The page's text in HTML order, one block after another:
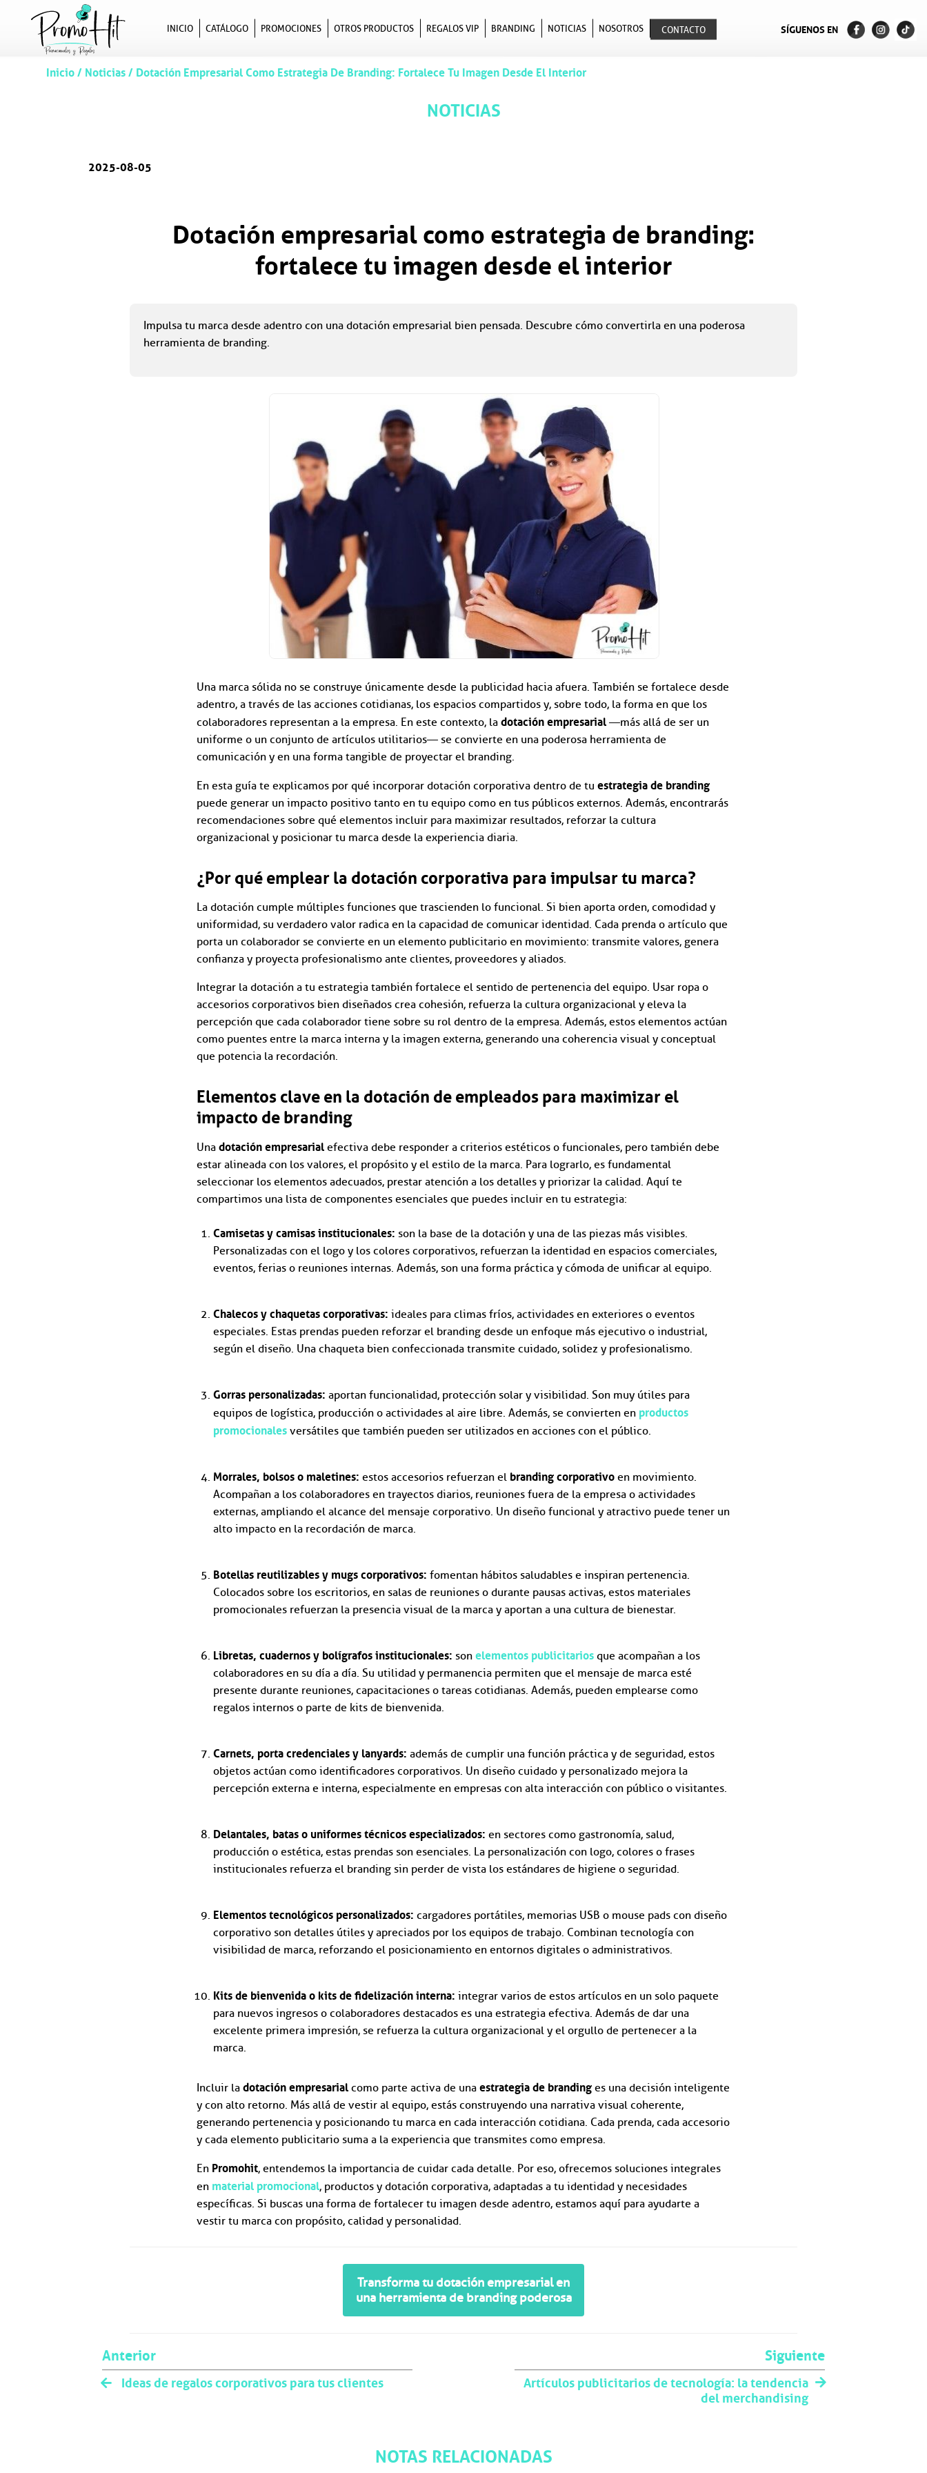
INICIO CATÁLOGO PROMOCIONES OTROS PRODUCTOS REGALOS VIP BRANDING NOTICIAS NOSOTROS CONTACTO SÍGUENOS EN
Inicio/ Noticias/ Dotación Empresarial Como Estrategia De Branding: Fortalece Tu Imagen Desde El Interior
NOTICIAS
2025-08-05
Dotación empresarial como estrategia de branding:
fortalece tu imagen desde el interior
Impulsa tu marca desde adentro con una dotación empresarial bien pensada. Descubre cómo convertirla en una poderosa
herramienta de branding.
Una marca sólida no se construye únicamente desde la publicidad hacia afuera. También se fortalece desde
adentro, a través de las acciones cotidianas, los espacios compartidos y, sobre todo, la forma en que los
colaboradores representan a la empresa. En este contexto, la dotación empresarial—más allá de ser un
uniforme o un conjunto de artículos utilitarios— se convierte en una poderosa herramienta de
comunicación y en una forma tangible de proyectar el branding.
En esta guía te explicamos por qué incorporar dotación corporativa dentro de tu estrategia de branding
puede generar un impacto positivo tanto en tu equipo como en tus públicos externos. Además, encontrarás
recomendaciones sobre qué elementos incluir para maximizar resultados, reforzar la cultura
organizacional y posicionar tu marca desde la experiencia diaria.
¿Por qué emplear la dotación corporativa para impulsar tu marca?
La dotación cumple múltiples funciones que trascienden lo funcional. Si bien aporta orden, comodidad y
uniformidad, su verdadero valor radica en la capacidad de comunicar identidad. Cada prenda o artículo que
porta un colaborador se convierte en un elemento publicitario en movimiento: transmite valores, genera
confianza y proyecta profesionalismo ante clientes, proveedores y aliados.
Integrar la dotación a tu estrategia también fortalece el sentido de pertenencia del equipo. Usar ropa o
accesorios corporativos bien diseñados crea cohesión, refuerza la cultura organizacional y eleva la
percepción que cada colaborador tiene sobre su rol dentro de la empresa. Además, estos elementos actúan
como puentes entre la marca interna y la imagen externa, generando una coherencia visual y conceptual
que potencia la recordación.
Elementos clave en la dotación de empleados para maximizar el
impacto de branding
Una dotación empresarialefectiva debe responder a criterios estéticos o funcionales, pero también debe
estar alineada con los valores, el propósito y el estilo de la marca. Para lograrlo, es fundamental
seleccionar los elementos adecuados, prestar atención a los detalles y priorizar la calidad. Aquí te
compartimos una lista de componentes esenciales que puedes incluir en tu estrategia:
Camisetas y camisas institucionales: son la base de la dotación y una de las piezas más visibles.
Personalizadas con el logo y los colores corporativos, refuerzan la identidad en espacios comerciales,
eventos, ferias o reuniones internas. Además, son una forma práctica y cómoda de unificar al equipo.
Chalecos y chaquetas corporativas: ideales para climas fríos, actividades en exteriores o eventos
especiales. Estas prendas pueden reforzar el branding desde un enfoque más ejecutivo o industrial,
según el diseño. Una chaqueta bien confeccionada transmite cuidado, solidez y profesionalismo.
Gorras personalizadas: aportan funcionalidad, protección solar y visibilidad. Son muy útiles para
equipos de logística, producción o actividades al aire libre. Además, se convierten en productos
promocionalesversátiles que también pueden ser utilizados en acciones con el público.
Morrales, bolsos o maletines: estos accesorios refuerzan el branding corporativoen movimiento.
Acompañan a los colaboradores en trayectos diarios, reuniones fuera de la empresa o actividades
externas, ampliando el alcance del mensaje corporativo. Un diseño funcional y atractivo puede tener un
alto impacto en la recordación de marca.
Botellas reutilizables y mugs corporativos: fomentan hábitos saludables e inspiran pertenencia.
Colocados sobre los escritorios, en salas de reuniones o durante pausas activas, estos materiales
promocionales refuerzan la presencia visual de la marca y aportan a una cultura de bienestar.
Libretas, cuadernos y bolígrafos institucionales: son elementos publicitariosque acompañan a los
colaboradores en su día a día. Su utilidad y permanencia permiten que el mensaje de marca esté
presente durante reuniones, capacitaciones o tareas cotidianas. Además, pueden emplearse como
regalos internos o parte de kits de bienvenida.
Carnets, porta credenciales y lanyards: además de cumplir una función práctica y de seguridad, estos
objetos actúan como identificadores corporativos. Un diseño cuidado y personalizado mejora la
percepción externa e interna, especialmente en empresas con alta interacción con público o visitantes.
Delantales, batas o uniformes técnicos especializados: en sectores como gastronomía, salud,
producción o estética, estas prendas son esenciales. La personalización con logo, colores o frases
institucionales refuerza el branding sin perder de vista los estándares de higiene o seguridad.
Elementos tecnológicos personalizados: cargadores portátiles, memorias USB o mouse pads con diseño
corporativo son detalles útiles y apreciados por los equipos de trabajo. Combinan tecnología con
visibilidad de marca, reforzando el posicionamiento en entornos digitales o administrativos.
Kits de bienvenida o kits de fidelización interna: integrar varios de estos artículos en un solo paquete
para nuevos ingresos o colaboradores destacados es una estrategia efectiva. Además de dar una
excelente primera impresión, se refuerza la cultura organizacional y el orgullo de pertenecer a la
marca.
Incluir la dotación empresarialcomo parte activa de una estrategia de brandinges una decisión inteligente
y con alto retorno. Más allá de vestir al equipo, estás construyendo una narrativa visual coherente,
generando pertenencia y posicionando tu marca en cada interacción cotidiana. Cada prenda, cada accesorio
y cada elemento publicitario suma a la experiencia que transmites como empresa.
En Promohit, entendemos la importancia de cuidar cada detalle. Por eso, ofrecemos soluciones integrales
en material promocional, productos y dotación corporativa, adaptadas a tu identidad y necesidades
específicas. Si buscas una forma de fortalecer tu imagen desde adentro, estamos aquí para ayudarte a
vestir tu marca con propósito, calidad y personalidad.
Transforma tu dotación empresarial en
una herramienta de branding poderosa
Anterior
Ideas de regalos corporativos para tus clientes
Siguiente
Artículos publicitarios de tecnología: la tendencia
del merchandising
NOTAS RELACIONADAS